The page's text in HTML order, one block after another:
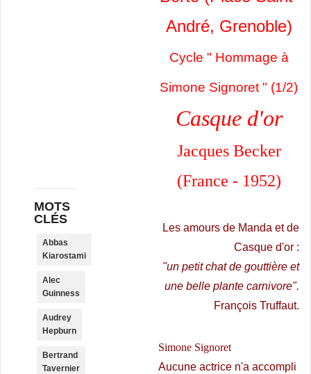
André, Grenoble)
Cycle " Hommage à
Simone Signoret " (1/2)
Casque d'or
Jacques Becker
(France - 1952)
Les amours de Manda et de
Casque d'or :
"un petit chat de gouttière et
une belle plante carnivore".
François Truffaut.
Simone Signoret
Aucune actrice n'a accompli
MOTS
CLÉS
Abbas
Kiarostami
Alec
Guinness
Audrey
Hepburn
Bertrand
Tavernier